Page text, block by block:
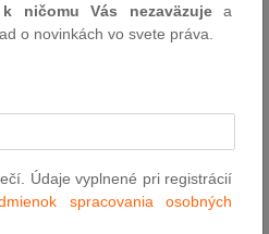
ničomu Vás nezaväzujea
o novinkách vo svete práva.
Údaje vyplnené pri registrácií
spracovania osobných